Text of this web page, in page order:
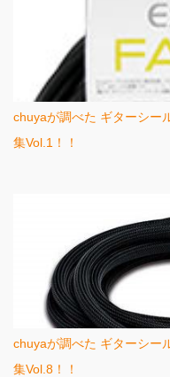
chuyaが調べた ギターシー
集Vol.1！！
chuyaが調べた ギターシー
集Vol.8！！